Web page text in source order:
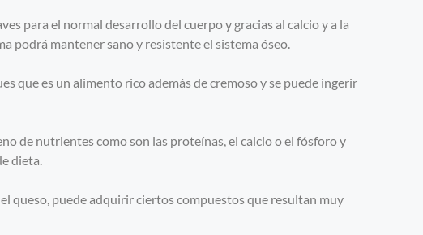
para el normal desarrollo del cuerpo y gracias al calcio y a la
podrá mantener sano y resistente el sistema óseo.
que es un alimento rico además de cremoso y se puede ingerir
de nutrientes como son las proteínas, el calcio o el fósforo y
dieta.
queso, puede adquirir ciertos compuestos que resultan muy